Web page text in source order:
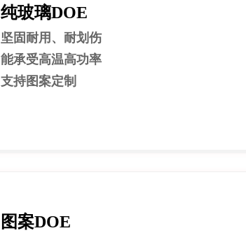
纯玻璃DOE
坚固耐用、 耐划伤
能承受高温高功率
支持图案定制
图案DOE